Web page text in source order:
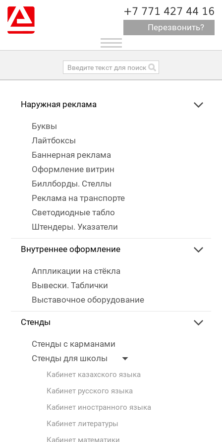
+7 771 427 44 16
Перезвонить?
Toggle
navigation
Наружная реклама
Буквы
Лайтбоксы
Баннерная реклама
Оформление витрин
Биллборды. Стеллы
Реклама на транспорте
Светодиодные табло
Штендеры. Указатели
Внутреннее оформление
Аппликации на стёкла
Вывески. Таблички
Выставочное оборудование
Стенды
Стенды с карманами
Стенды для школы
Кабинет казахского языка
Кабинет русского языка
Кабинет иностранного языка
Кабинет литературы